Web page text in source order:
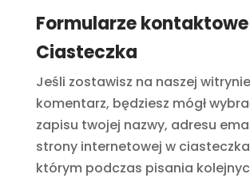
Formularze kontaktowe
Ciasteczka
Jeśli zostawisz na naszej witrynie
komentarz, będziesz mógł
zapisu twojej nazwy, adresu
strony internetowej w
którym podczas pisania